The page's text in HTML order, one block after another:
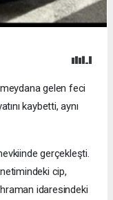
gelen feci
kaybetti, aynı
gerçekleşti.
cip,
idaresindeki